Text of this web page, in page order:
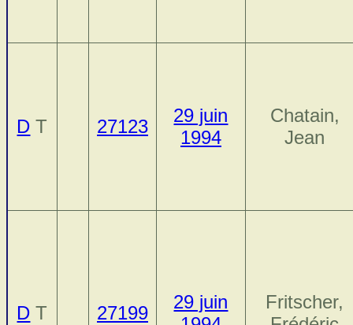
D T 27123
29 juin
1994
Chatain,
Jean
D T 27199
29 juin
Fritscher,